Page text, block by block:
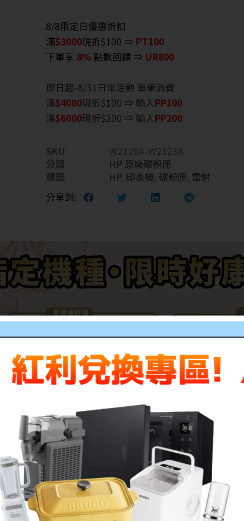
8/8限定日優惠折扣
滿$3000現折$100 ⇒ PT100
下單享 8% 點數回饋 ⇒ UR800
即日起-8/31日常活動 單筆消費
滿$4000現折$100 ⇒ 輸入PP100
滿$6000現折$200 ⇒ 輸入PP200
SKU
W2120A-W2123A
分類
HP 原廠碳粉匣
標籤
HP, 印表機, 碳粉匣, 雷射
分享到:
描述 額外資訊 評價 (0)
適用型號:M555dn/M555x/M554dn/MFP